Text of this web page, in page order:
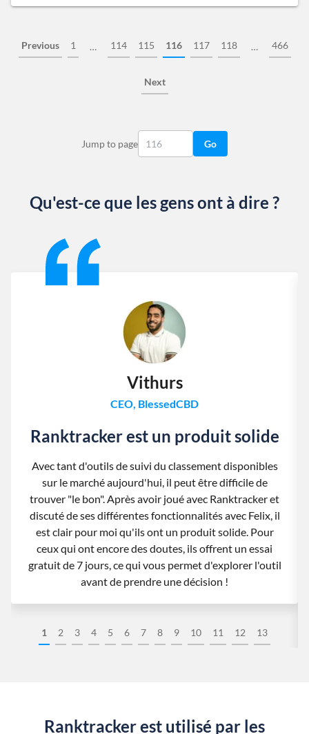
Previous 1 … 114 115 116 117 118 … 466
Next
Jump to page Go
Qu'est-ce que les gens ont à dire ?
1 2 3 4 5 6 7 8 9 10 11 12 13
Vithurs
CEO, BlessedCBD
Ranktracker est un produit solide
Avec tant d'outils de suivi du classement disponibles
sur le marché aujourd'hui, il peut être difficile de
trouver "le bon". Après avoir joué avec Ranktracker et
discuté de ses différentes fonctionnalités avec Felix, il
est clair pour moi qu'ils ont un produit solide. Pour
ceux qui ont encore des doutes, ils offrent un essai
gratuit de 7 jours, ce qui vous permet d'explorer l'outil
avant de prendre une décision !
Ranktracker est utilisé par les